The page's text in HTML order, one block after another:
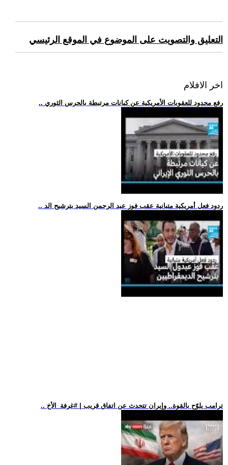
التعليق والتصويت على الموضوع في الموقع الرئيسي
اخر الافلام
.. رفع محدود للعقوبات الأمريكية عن كيانات مرتبطة بالحرس الثوري
.. ردود فعل أمريكية متبانية عقب فوز عبد الرحمن السيد بترشيح الد
.. ترامب يلوّح بالقوة.. وإيران تتحدث عن اتفاق قريب | #غرفة_الأخ